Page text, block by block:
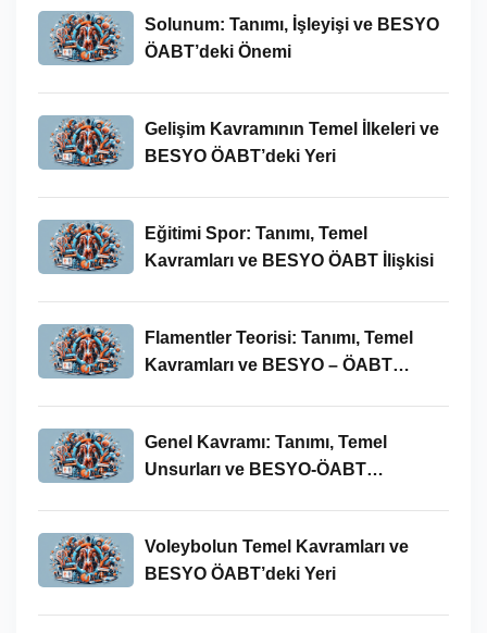
Solunum: Tanımı, İşleyişi ve BESYO
ÖABT’deki Önemi
Gelişim Kavramının Temel İlkeleri ve
BESYO ÖABT’deki Yeri
Eğitimi Spor: Tanımı, Temel
Kavramları ve BESYO ÖABT İlişkisi
Flamentler Teorisi: Tanımı, Temel
Kavramları ve BESYO – ÖABT
Genel Kavramı: Tanımı, Temel
Unsurları ve BESYO-ÖABT
Voleybolun Temel Kavramları ve
BESYO ÖABT’deki Yeri